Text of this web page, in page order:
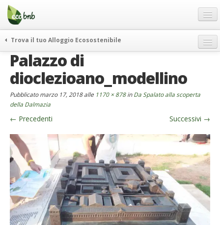
Menu
Salta
contenuto
Offerte Speciali
Regali
FAQ
Chi Siamo
Partner
Contatti
Italiano
German
English
Spanish
Trova il tuo Alloggio Ecosostenibile
weekend green
itinerari
curiosità
vivere e viaggiare verde
news ed eventi
rassegna stampa
Palazzo di
dioclezioano_modellino
Pubblicatomarzo 17, 2018alle 1170 × 878inDa Spalato alla scoperta
della Dalmazia
← Precedenti Successivi →